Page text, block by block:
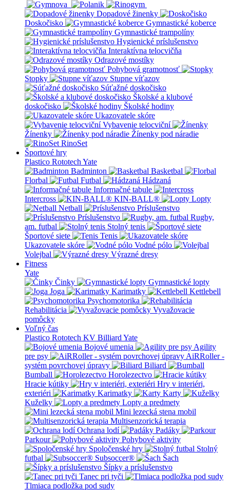
Dopadové žinenky
Doskočisko
Gymnastické koberce
Gymnastické trampolíny
Hygienické príslušenstvo
Interaktívna telocvičňa
Odrazové mostíky
Pohybová gramotnosť
Stopky
Stupne víťazov
Súťažné doskočisko
Školské a klubové
doskočisko
Školské hodiny
Ukazovatele skóre
Vybavenie telocviční
Žínenky
Žínenky pod náradie
RinoSet
Športové hry
Plastico Rototech Yate
Badminton
Basketbal
Florbal
Futbal
Hádzaná
Informačné tabule
Intercross
KIN-BALL®
Lopty
Netball
Príslušenstvo
Príslušenstvo
Rugby,
am. futbal
Stolný tenis
Športové siete
Tenis
Ukazovatele skóre
Vodné pólo
Volejbal
Výrazné dresy
Fitness
Yate
Činky
Gymnastické lopty
Joga
Karimatky
Kettlebell
Psychomotorika
Rehabilitácia
Vyvažovacie
pomôcky
Voľný čas
Plastico Rototech KV Billiard Yate
Bojové umenia
Agility
pre psy
AiRRoller -
systém povrchovej úpravy
Biliard
Bumball
Horolezectvo
Hracie kútiky
Hry v interiéri,
exteriéri
Karimatky
Karty
Kuželky
Lopty a predmety
Mini lezecká stena mobil
Multisenzorická terapia
Ochrana lodí
Padáky
Parkour
Pohybové aktivity
Spoločenské hry
Stolný
futbal
Subsoccer®
Šach
Šípky a príslušenstvo
Tanec pri tyči
Tlmiaca podložka pod sudy